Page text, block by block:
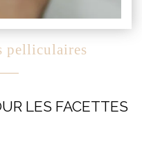
pelliculaires
LES FACETTES